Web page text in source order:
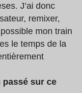
J’ai donc
remixer,
mon train
le temps de la
sur ce